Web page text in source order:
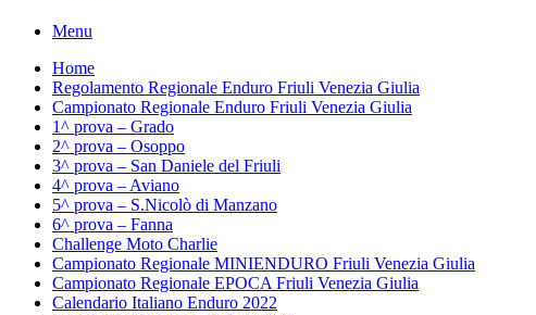
Menu
Home
Regolamento Regionale Enduro Friuli Venezia Giulia
Campionato Regionale Enduro Friuli Venezia Giulia
1^ prova – Grado
2^ prova – Osoppo
3^ prova – San Daniele del Friuli
4^ prova – Aviano
5^ prova – S.Nicolò di Manzano
6^ prova – Fanna
Challenge Moto Charlie
Campionato Regionale MINIENDURO Friuli Venezia Giulia
Campionato Regionale EPOCA Friuli Venezia Giulia
Calendario Italiano Enduro 2022